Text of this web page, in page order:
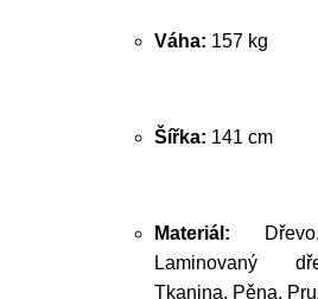
Váha: 157 kg
Šířka: 141 cm
Materiál:
Laminovaný
Tkanina, Pěna,